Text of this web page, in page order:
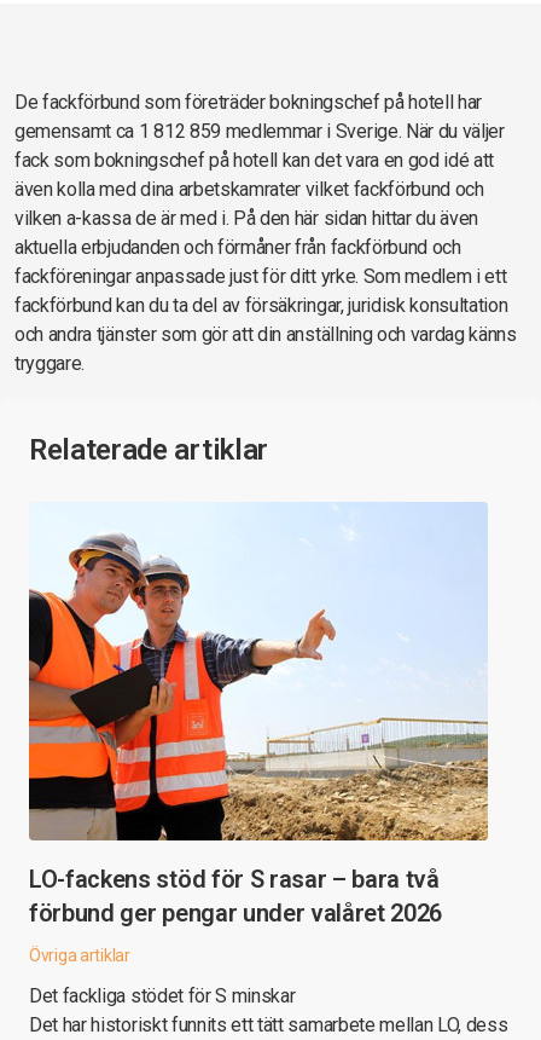
De fackförbund som företräder bokningschef på hotell har
gemensamt ca 1 812 859 medlemmar i Sverige. När du väljer
fack som bokningschef på hotell kan det vara en god idé att
även kolla med dina arbetskamrater vilket fackförbund och
vilken a-kassa de är med i. På den här sidan hittar du även
aktuella erbjudanden och förmåner från fackförbund och
fackföreningar anpassade just för ditt yrke. Som medlem i ett
fackförbund kan du ta del av försäkringar, juridisk konsultation
och andra tjänster som gör att din anställning och vardag känns
tryggare.
Relaterade artiklar
LO-fackens stöd för S rasar – bara två
förbund ger pengar under valåret 2026
Övriga artiklar
Det fackliga stödet för S minskar
Det har historiskt funnits ett tätt samarbete mellan LO, dess